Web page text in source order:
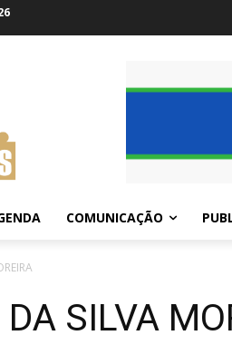
COMUNICAÇÃO
SILVA